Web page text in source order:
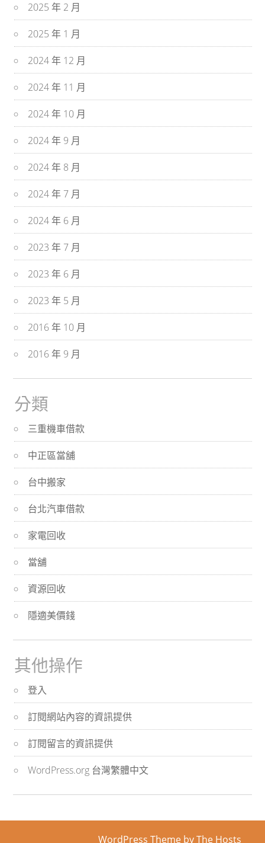
2025 年 2 月
2025 年 1 月
2024 年 12 月
2024 年 11 月
2024 年 10 月
2024 年 9 月
2024 年 8 月
2024 年 7 月
2024 年 6 月
2023 年 7 月
2023 年 6 月
2023 年 5 月
2016 年 10 月
2016 年 9 月
分類
三重機車借款
中正區當舖
台中搬家
台北汽車借款
家電回收
當舖
資源回收
隱適美價錢
其他操作
登入
訂閱網站內容的資訊提供
訂閱留言的資訊提供
WordPress.org 台灣繁體中文
WordPress Theme by The Hosts